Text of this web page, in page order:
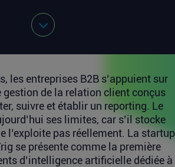
les entreprises B2B s’appuient sur
gestion de la relation client conçus
suivre et établir un reporting. Le
ses limites, car s’il stocke
l’exploite pas réellement. La startup
se présente comme la première
d’intelligence artificielle dédiée à